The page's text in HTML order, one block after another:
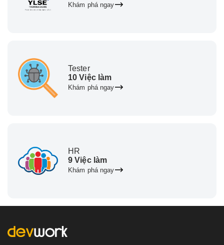
Khám phá ngay
Tester
10 Việc làm
Khám phá ngay
HR
9 Việc làm
Khám phá ngay